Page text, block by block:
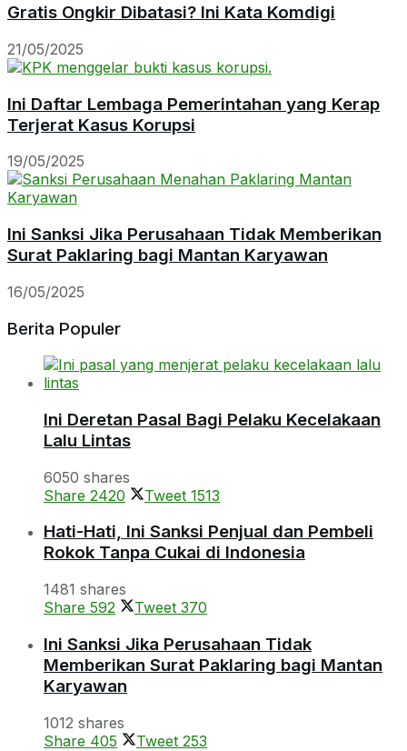
Gratis Ongkir Dibatasi? Ini Kata Komdigi
21/05/2025
Ini Daftar Lembaga Pemerintahan yang Kerap
Terjerat Kasus Korupsi
19/05/2025
Ini Sanksi Jika Perusahaan Tidak Memberikan
Surat Paklaring bagi Mantan Karyawan
16/05/2025
Berita Populer
Ini Deretan Pasal Bagi Pelaku Kecelakaan
Lalu Lintas
6050 shares
Share 2420 Tweet 1513
Hati-Hati, Ini Sanksi Penjual dan Pembeli
Rokok Tanpa Cukai di Indonesia
1481 shares
Share 592 Tweet 370
Ini Sanksi Jika Perusahaan Tidak
Memberikan Surat Paklaring bagi Mantan
Karyawan
1012 shares
Share 405 Tweet 253